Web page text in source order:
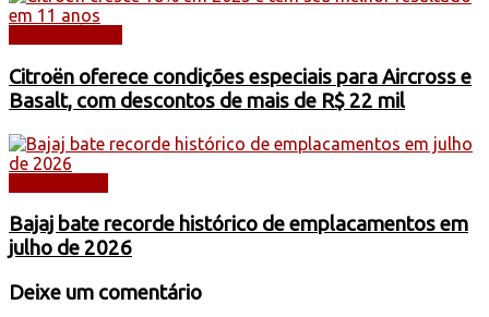
Citroën oferece condições especiais para Aircross e
Basalt, com descontos de mais de R$ 22 mil
Bajaj bate recorde histórico de emplacamentos em
julho de 2026
Deixe um comentário